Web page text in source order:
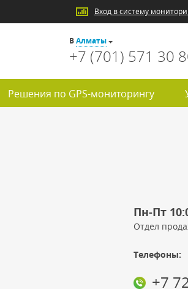
Вход в систему
ВАлматы
+7 (701) 571 30
Решения по GPS-мониторингу
Пн-Пт
Отдел
Телефоны:
+7